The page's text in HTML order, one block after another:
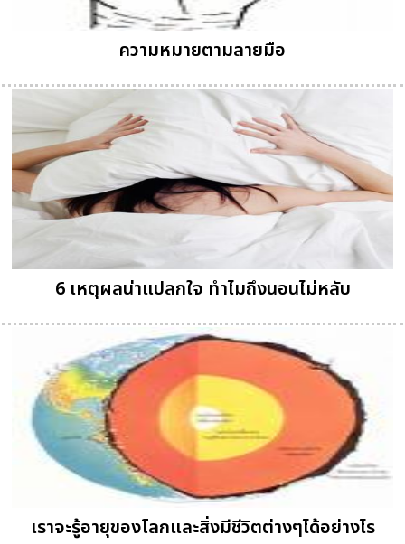
ความหมายตามลายมือ
6 เหตุผลน่าแปลกใจ ทำไมถึงนอนไม่หลับ
เราจะรู้อายุของโลกและสิ่งมีชีวิตต่างๆได้อย่างไร